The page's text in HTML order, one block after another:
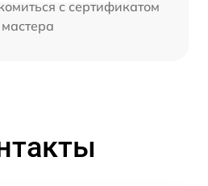
с сертификатом
мастера